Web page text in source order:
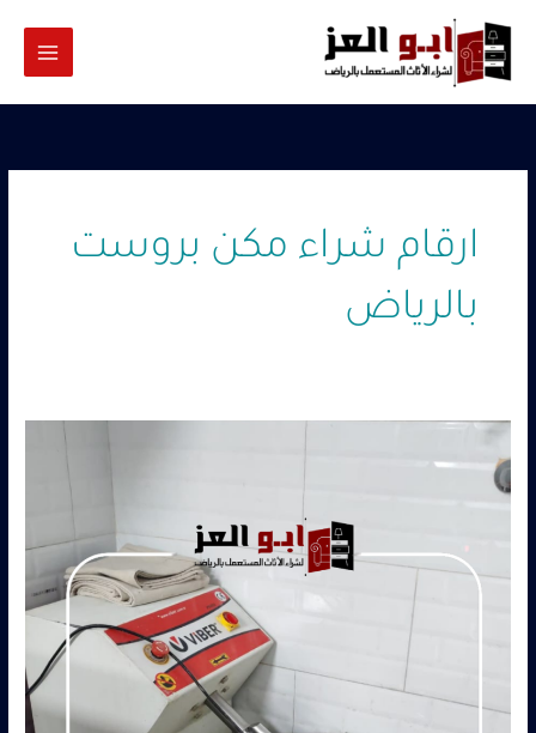
المحتوى
ارقام شراء مكن بروست
بالرياض
شراء
مكائن
بروست
0560485279